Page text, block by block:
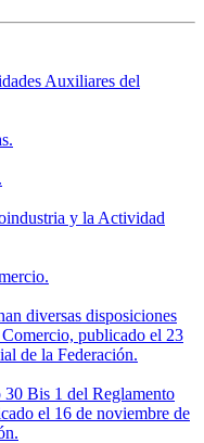
Auxiliares del
y la Actividad
diversas disposiciones
publicado el 23
de la Federación.
Bis 1 del Reglamento
el 16 de noviembre de